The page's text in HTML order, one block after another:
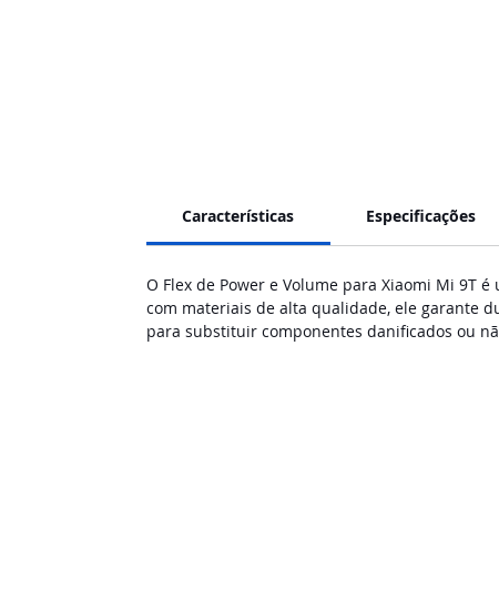
Características Especificações
O Flex de Power e Volume para Xiaomi Mi 9T
com materiais de alta qualidade, ele garante
para substituir componentes danificados ou